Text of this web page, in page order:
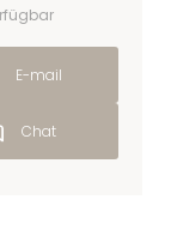
E-mail
Chat